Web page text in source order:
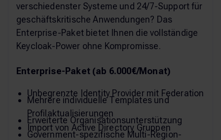
verschiedenster Systeme und 24/7-Support für
geschäftskritische Anwendungen? Das
Enterprise-Paket bietet Ihnen die vollständige
Keycloak-Power ohne Kompromisse.
Enterprise-Paket (ab 6.000€/Monat)
Unbegrenzte Identity Provider mit Federation
Mehrere individuelle Templates und
Profilaktualisierungen
Erweiterte Organisationsunterstützung
Import von Active Directory Gruppen
Government-spezifische Multi-Region-